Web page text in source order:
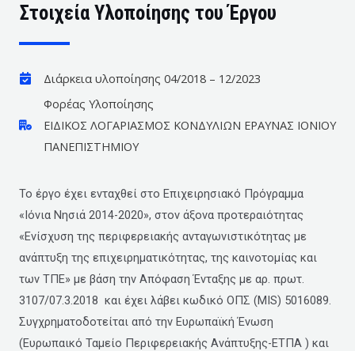
Στοιχεία Υλοποίησης του Έργου
Διάρκεια υλοποίησης 04/2018 – 12/2023
Φορέας Υλοποίησης
ΕΙΔΙΚΟΣ ΛΟΓΑΡΙΑΣΜΟΣ ΚΟΝΔΥΛΙΩΝ ΕΡΑΥΝΑΣ ΙΟΝΙΟΥ
ΠΑΝΕΠΙΣΤΗΜΙΟΥ
Το έργο έχει ενταχθεί στο Επιχειρησιακό Πρόγραμμα
«Ιόνια Νησιά 2014-2020», στον άξονα προτεραιότητας
«Ενίσχυση της περιφερειακής ανταγωνιστικότητας με
ανάπτυξη της επιχειρηματικότητας, της καινοτομίας και
των ΤΠΕ» με βάση την Απόφαση Ένταξης με αρ. πρωτ.
3107/07.3.2018 και έχει λάβει κωδικό ΟΠΣ (MIS) 5016089.
Συγχρηματοδοτείται από την Ευρωπαϊκή Ένωση
(Ευρωπαικό Ταμείο Περιφερειακής Ανάπτυξης-ΕΤΠΑ ) και